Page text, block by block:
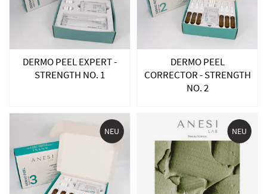
DERMO PEEL EXPERT -
STRENGTH NO. 1
DERMO PEEL
CORRECTOR - STRENGTH
NO. 2
NEU NEU